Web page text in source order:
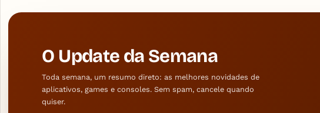
O Update da Semana
Toda semana, um resumo direto: as melhores novidades de
aplicativos, games e consoles. Sem spam, cancele quando
quiser.